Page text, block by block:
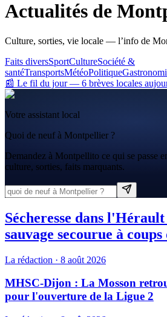
Actualités de
Culture, sorties, vie locale — l’info de
Faits diversSportCultureSociété &
santéTransportsMétéoPolitique
📰 Le fil du jour— 6 brèves locales
Votre assistant local
Quoi de neuf à Montpellier ?
Demandez à Montpellito ce qui se passe
culture, sorties, faits marquants.
Sécheresse dans
sauvage secourue à
La rédaction · 8 août 2026
MHSC-Dijon : La Mosson
pour l'ouverture de la Ligue 2